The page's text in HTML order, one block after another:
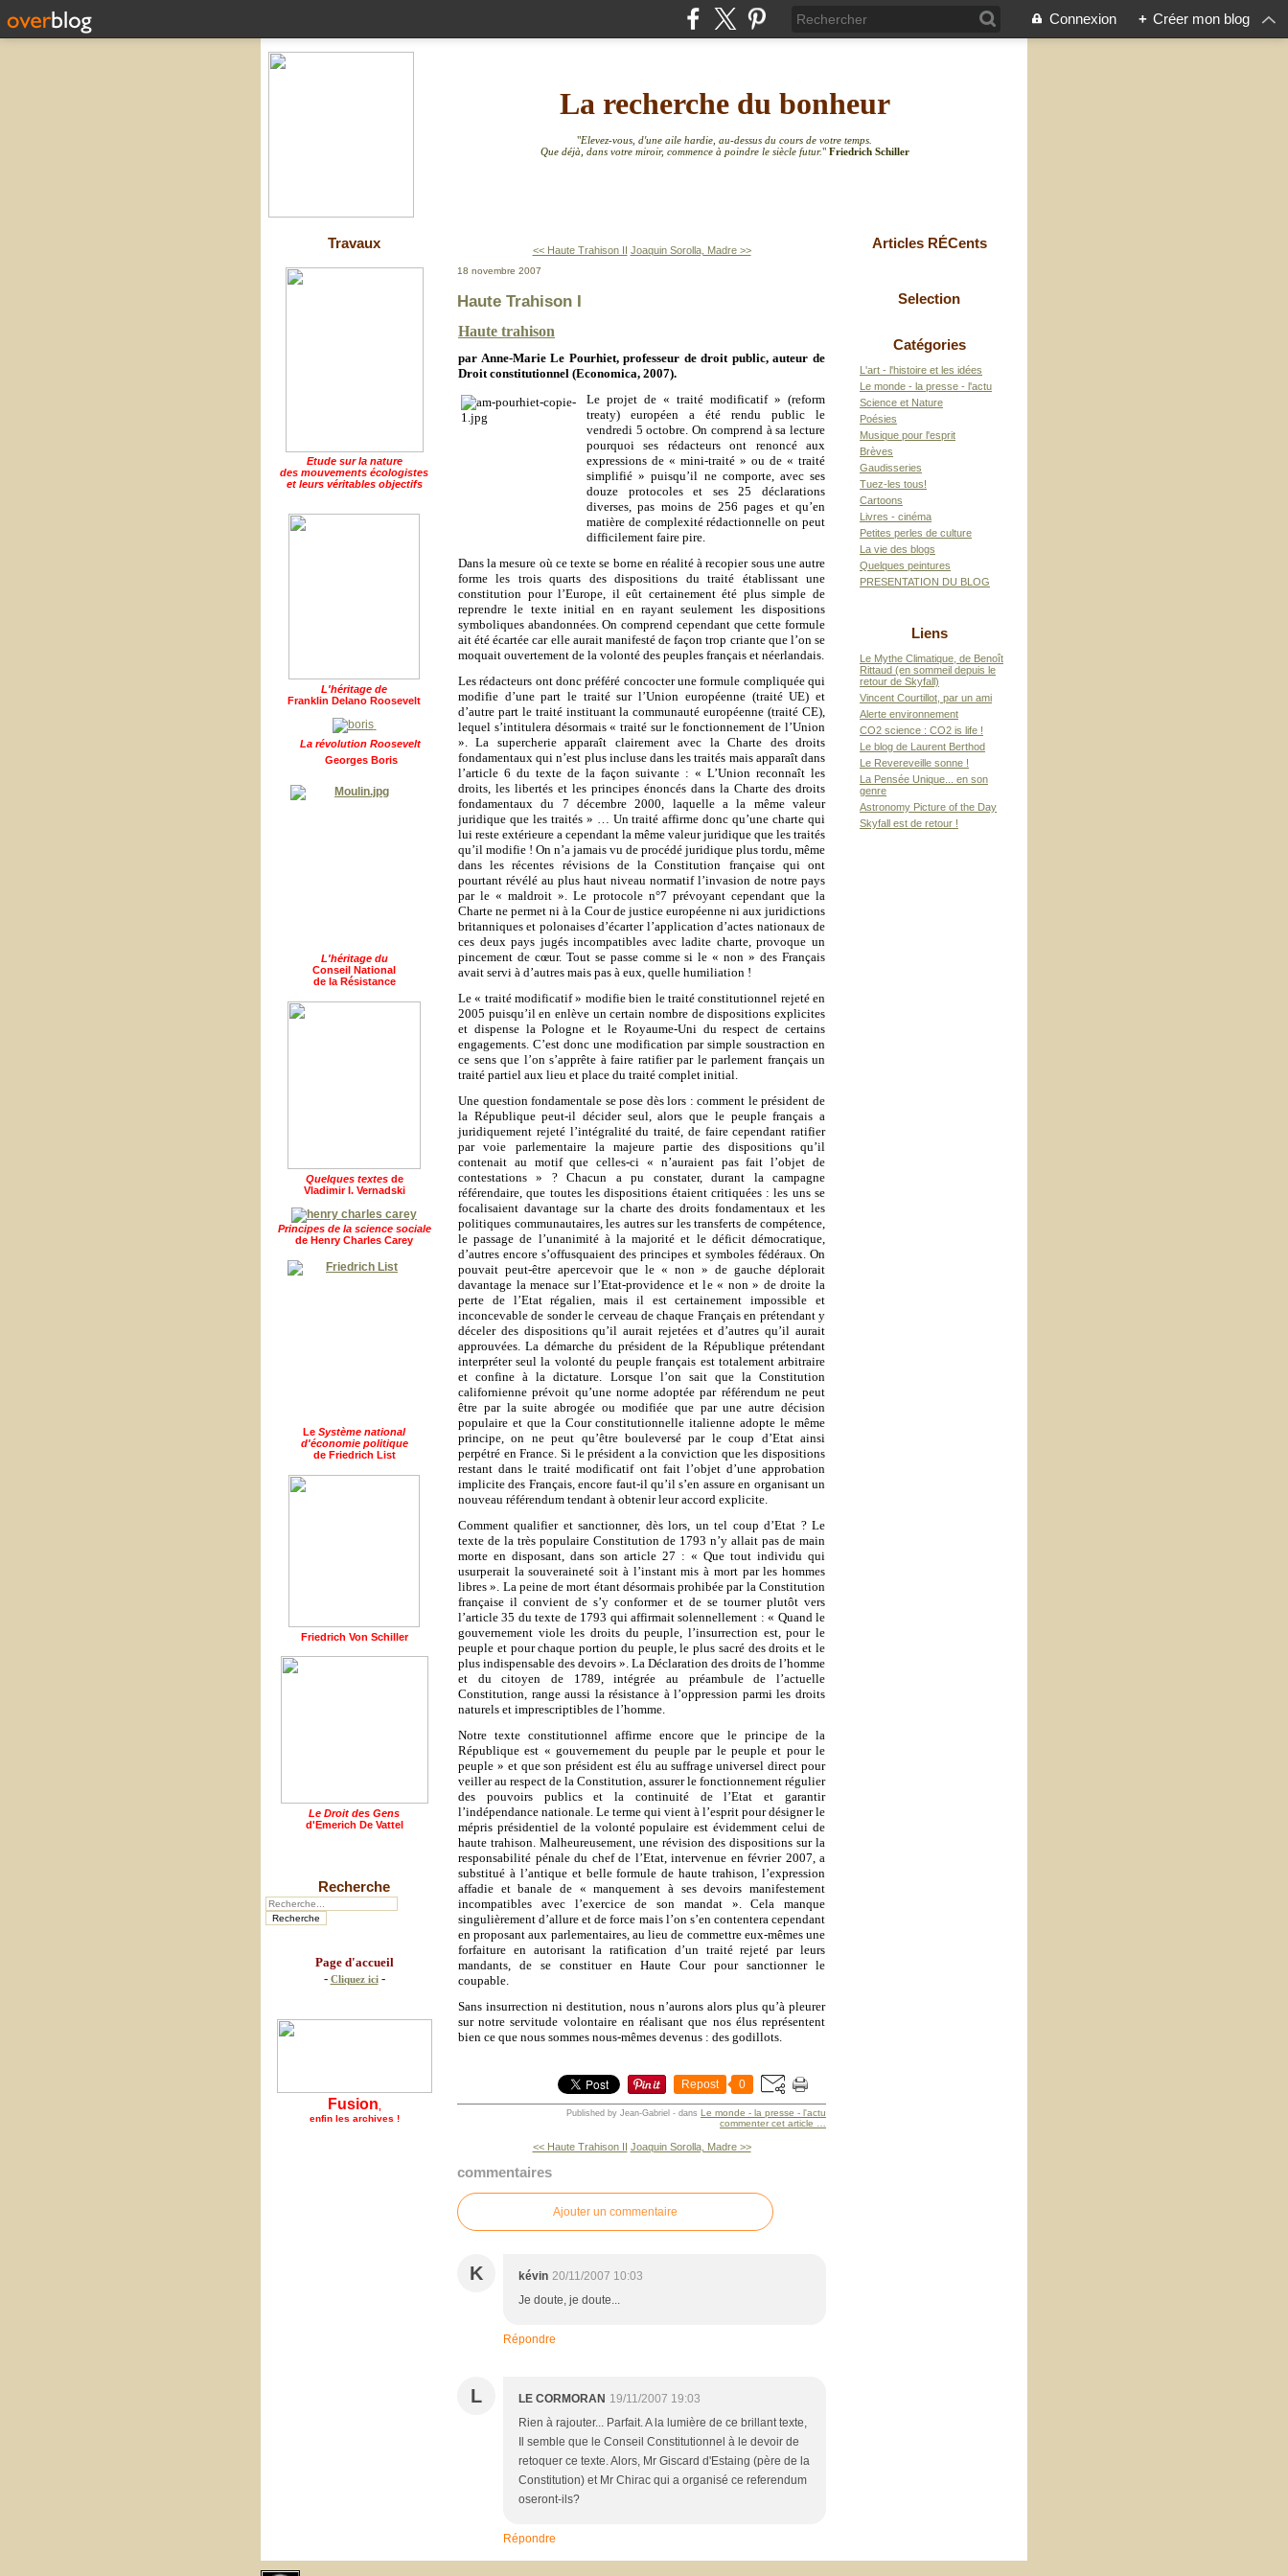
Connexion + Créer mon blog
La recherche du bonheur
"Elevez-vous, d'une aile hardie, au-dessus du cours de votre temps.
Que déjà, dans votre miroir, commence à poindre le siècle futur." Friedrich Schiller
Travaux
Etude sur la nature
des mouvements écologistes
et leurs véritables objectifs
L'héritage de
Franklin Delano Roosevelt
La révolution Roosevelt
Georges Boris
L'héritage du
Conseil National
de la Résistance
Quelques textes de
Vladimir I. Vernadski
Principes de la science sociale
de Henry Charles Carey
Le Système national
d'économie politique
de Friedrich List
Friedrich Von Schiller
Le Droit des Gens
d'Emerich De Vattel
Recherche
Page d'accueil
- Cliquez ici-
Fusion
enfin les archives !
<< Haute Trahison II Joaquin Sorolla, Madre >>
18 novembre 2007
Haute Trahison I
Haute trahison
par Anne-Marie Le Pourhiet, professeur de droit public, auteur de
Droit constitutionnel (Economica, 2007).
Le projet de « traité modificatif » (reform
treaty) européen a été rendu public le
vendredi 5 octobre. On comprend à sa lecture
pourquoi ses rédacteurs ont renoncé aux
expressions de « mini-traité » ou de « traité
simplifié » puisqu’il ne comporte, avec ses
douze protocoles et ses 25 déclarations
diverses, pas moins de 256 pages et qu’en
matière de complexité rédactionnelle on peut
difficilement faire pire.
Dans la mesure où ce texte se borne en réalité à recopier sous une autre
forme les trois quarts des dispositions du traité établissant une
constitution pour l’Europe, il eût certainement été plus simple de
reprendre le texte initial en en rayant seulement les dispositions
symboliques abandonnées. On comprend cependant que cette formule
ait été écartée car elle aurait manifesté de façon trop criante que l’on se
moquait ouvertement de la volonté des peuples français et néerlandais.
Les rédacteurs ont donc préféré concocter une formule compliquée qui
modifie d’une part le traité sur l’Union européenne (traité UE) et
d’autre part le traité instituant la communauté européenne (traité CE),
lequel s’intitulera désormais « traité sur le fonctionnement de l’Union
». La supercherie apparaît clairement avec la Charte des droits
fondamentaux qui n’est plus incluse dans les traités mais apparaît dans
l’article 6 du texte de la façon suivante : « L’Union reconnaît les
droits, les libertés et les principes énoncés dans la Charte des droits
fondamentaux du 7 décembre 2000, laquelle a la même valeur
juridique que les traités » … Un traité affirme donc qu’une charte qui
lui reste extérieure a cependant la même valeur juridique que les traités
qu’il modifie ! On n’a jamais vu de procédé juridique plus tordu, même
dans les récentes révisions de la Constitution française qui ont
pourtant révélé au plus haut niveau normatif l’invasion de notre pays
par le « maldroit ». Le protocole n°7 prévoyant cependant que la
Charte ne permet ni à la Cour de justice européenne ni aux juridictions
britanniques et polonaises d’écarter l’application d’actes nationaux de
ces deux pays jugés incompatibles avec ladite charte, provoque un
pincement de cœur. Tout se passe comme si le « non » des Français
avait servi à d’autres mais pas à eux, quelle humiliation !
Le « traité modificatif » modifie bien le traité constitutionnel rejeté en
2005 puisqu’il en enlève un certain nombre de dispositions explicites
et dispense la Pologne et le Royaume-Uni du respect de certains
engagements. C’est donc une modification par simple soustraction en
ce sens que l’on s’apprête à faire ratifier par le parlement français un
traité partiel aux lieu et place du traité complet initial.
Une question fondamentale se pose dès lors : comment le président de
la République peut-il décider seul, alors que le peuple français a
juridiquement rejeté l’intégralité du traité, de faire cependant ratifier
par voie parlementaire la majeure partie des dispositions qu’il
contenait au motif que celles-ci « n’auraient pas fait l’objet de
contestations » ? Chacun a pu constater, durant la campagne
référendaire, que toutes les dispositions étaient critiquées : les uns se
focalisaient davantage sur la charte des droits fondamentaux et les
politiques communautaires, les autres sur les transferts de compétence,
le passage de l’unanimité à la majorité et le déficit démocratique,
d’autres encore s’offusquaient des principes et symboles fédéraux. On
pouvait peut-être apercevoir que le « non » de gauche déplorait
davantage la menace sur l’Etat-providence et le « non » de droite la
perte de l’Etat régalien, mais il est certainement impossible et
inconcevable de sonder le cerveau de chaque Français en prétendant y
déceler des dispositions qu’il aurait rejetées et d’autres qu’il aurait
approuvées. La démarche du président de la République prétendant
interpréter seul la volonté du peuple français est totalement arbitraire
et confine à la dictature. Lorsque l’on sait que la Constitution
californienne prévoit qu’une norme adoptée par référendum ne peut
être par la suite abrogée ou modifiée que par une autre décision
populaire et que la Cour constitutionnelle italienne adopte le même
principe, on ne peut qu’être bouleversé par le coup d’Etat ainsi
perpétré en France. Si le président a la conviction que les dispositions
restant dans le traité modificatif ont fait l’objet d’une approbation
implicite des Français, encore faut-il qu’il s’en assure en organisant un
nouveau référendum tendant à obtenir leur accord explicite.
Comment qualifier et sanctionner, dès lors, un tel coup d’Etat ? Le
texte de la très populaire Constitution de 1793 n’y allait pas de main
morte en disposant, dans son article 27 : « Que tout individu qui
usurperait la souveraineté soit à l’instant mis à mort par les hommes
libres ». La peine de mort étant désormais prohibée par la Constitution
française il convient de s’y conformer et de se tourner plutôt vers
l’article 35 du texte de 1793 qui affirmait solennellement : « Quand le
gouvernement viole les droits du peuple, l’insurrection est, pour le
peuple et pour chaque portion du peuple, le plus sacré des droits et le
plus indispensable des devoirs ». La Déclaration des droits de l’homme
et du citoyen de 1789, intégrée au préambule de l’actuelle
Constitution, range aussi la résistance à l’oppression parmi les droits
naturels et imprescriptibles de l’homme.
Notre texte constitutionnel affirme encore que le principe de la
République est « gouvernement du peuple par le peuple et pour le
peuple » et que son président est élu au suffrage universel direct pour
veiller au respect de la Constitution, assurer le fonctionnement régulier
des pouvoirs publics et la continuité de l’Etat et garantir
l’indépendance nationale. Le terme qui vient à l’esprit pour désigner le
mépris présidentiel de la volonté populaire est évidemment celui de
haute trahison. Malheureusement, une révision des dispositions sur la
responsabilité pénale du chef de l’Etat, intervenue en février 2007, a
substitué à l’antique et belle formule de haute trahison, l’expression
affadie et banale de « manquement à ses devoirs manifestement
incompatibles avec l’exercice de son mandat ». Cela manque
singulièrement d’allure et de force mais l’on s’en contentera cependant
en proposant aux parlementaires, au lieu de commettre eux-mêmes une
forfaiture en autorisant la ratification d’un traité rejeté par leurs
mandants, de se constituer en Haute Cour pour sanctionner le
coupable.
Sans insurrection ni destitution, nous n’aurons alors plus qu’à pleurer
sur notre servitude volontaire en réalisant que nos élus représentent
bien ce que nous sommes nous-mêmes devenus : des godillots.
Repost 0
Published by Jean-Gabriel - dans Le monde - la presse - l'actu
commenter cet article
<< Haute Trahison II Joaquin Sorolla, Madre >>
commentaires
Ajouter un commentaire
K kévin 20/11/2007 10:03
Je doute, je doute...
Répondre
L LE CORMORAN 19/11/2007 19:03
Rien à rajouter... Parfait. A la lumière de ce brillant texte,
Il semble que le Conseil Constitutionnel à le devoir de
retoquer ce texte. Alors, Mr Giscard d'Estaing (père de la
Constitution) et Mr Chirac qui a organisé ce referendum
oseront-ils?
Répondre
Articles RÉCents
Selection
Catégories
L'art - l'histoire et les idées
Le monde - la presse - l'actu
Science et Nature
Poésies
Musique pour l'esprit
Brèves
Gaudisseries
Tuez-les tous!
Cartoons
Livres - cinéma
Petites perles de culture
La vie des blogs
Quelques peintures
PRESENTATION DU BLOG
Liens
Le Mythe Climatique, de Benoît
Rittaud (en sommeil depuis le
retour de Skyfall)
Vincent Courtillot, par un ami
Alerte environnement
CO2 science : CO2 is life !
Le blog de Laurent Berthod
Le Revereveille sonne !
La Pensée Unique... en son
genre
Astronomy Picture of the Day
Skyfall est de retour !